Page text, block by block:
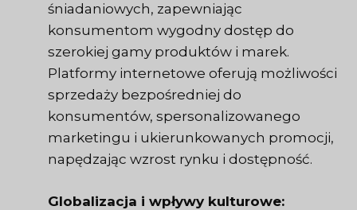
śniadaniowych, zapewniając
konsumentom wygodny dostęp do
szerokiej gamy produktów i marek.
Platformy internetowe oferują możliwości
sprzedaży bezpośredniej do
konsumentów, spersonalizowanego
marketingu i ukierunkowanych promocji,
napędzając wzrost rynku i dostępność.
Globalizacja i wpływy kulturowe: